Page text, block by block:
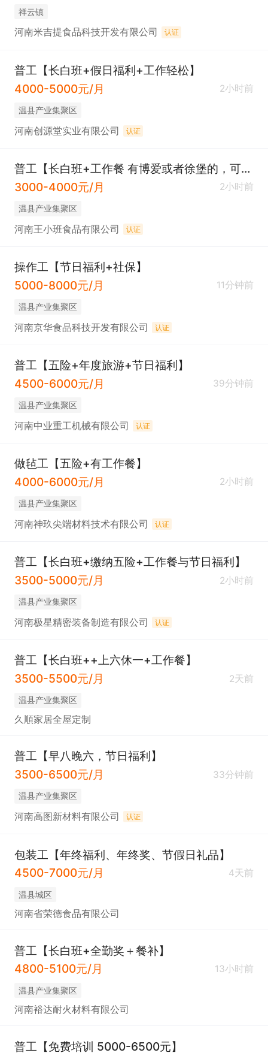
祥云镇
河南米吉提食品科技开发有限公司 认证
普工【长白班+假日福利+工作轻松】
4000-5000元/月
2小时前
温县产业集聚区
河南创源堂实业有限公司 认证
普工【长白班+工作餐 有博爱或者徐堡的，可车接送。】
3000-4000元/月
2小时前
温县产业集聚区
河南王小班食品有限公司 认证
操作工【节日福利+社保】
5000-8000元/月
11分钟前
温县产业集聚区
河南京华食品科技开发有限公司 认证
普工【五险+年度旅游+节日福利】
4500-6000元/月
39分钟前
温县产业集聚区
河南中业重工机械有限公司 认证
做毡工【五险+有工作餐】
4000-6000元/月
2小时前
温县产业集聚区
河南神玖尖端材料技术有限公司 认证
普工【长白班+缴纳五险+工作餐与节日福利】
3500-5000元/月
2小时前
温县产业集聚区
河南极星精密装备制造有限公司 认证
普工【长白班++上六休一+工作餐】
3500-5500元/月
2天前
温县产业集聚区
久順家居全屋定制
普工【早八晚六，节日福利】
3500-6500元/月
33分钟前
温县产业集聚区
河南高图新材料有限公司 认证
包装工【年终福利、年终奖、节假日礼品】
4500-7000元/月
4天前
温县城区
河南省荣德食品有限公司
普工【长白班+全勤奖＋餐补】
4800-5100元/月
13小时前
温县产业集聚区
河南裕达耐火材料有限公司
普工【免费培训 5000-6500元】